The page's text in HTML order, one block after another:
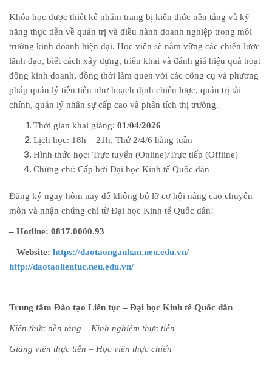
Khóa học được thiết kế nhằm trang bị kiến thức nền tảng và kỹ
năng thực tiễn về quản trị và điều hành doanh nghiệp trong môi
trường kinh doanh hiện đại. Học viên sẽ nắm vững các chiến lược
lãnh đạo, biết cách xây dựng, triển khai và đánh giá hiệu quả hoạt
động kinh doanh, đồng thời làm quen với các công cụ và phương
pháp quản lý tiên tiến như hoạch định chiến lược, quản trị tài
chính, quản lý nhân sự cấp cao và phân tích thị trường.
Thời gian khai giảng: 01/04/2026
Lịch học: 18h – 21h, Thứ 2/4/6 hàng tuần
Hình thức học: Trực tuyến (Online)/Trực tiếp (Offline)
Chứng chỉ: Cấp bởi Đại học Kinh tế Quốc dân
Đăng ký ngay hôm nay để không bỏ lỡ cơ hội nâng cao chuyên
môn và nhận chứng chỉ từ Đại học Kinh tế Quốc dân!
– Hotline: 0817.0000.93
– Website: https://daotaonganhan.neu.edu.vn/
http://daotaolientuc.neu.edu.vn/
Trung tâm Đào tạo Liên tục – Đại học Kinh tế Quốc dân
Kiến thức nền tảng – Kinh nghiệm thực tiễn
Giảng viên thực tiễn – Học viên thực chiến